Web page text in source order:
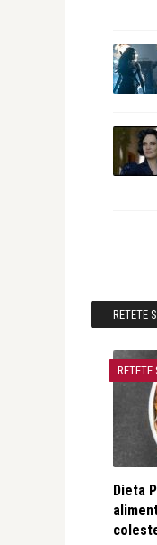
RETETE
RETETE
Dieta